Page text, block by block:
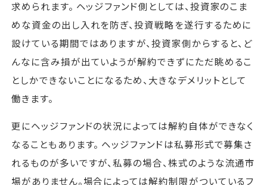
求められます。 ヘッジファンド側としては、投資家のこま
めな資金の出し入れを防ぎ、投資戦略を遂行するために
設けている期間ではありますが、投資家側からすると、ど
んなに含み損が出ていようが解約できずにただ眺めるこ
としかできないことになるため、大きなデメリットとして
働きます。
更にヘッジファンドの状況によっては解約自体ができなく
なることもあります。 ヘッジファンドは私募形式で募集さ
れるものが多いですが、私募の場合、株式のような流通市
場がありません。場合によっては解約制限がついているフ